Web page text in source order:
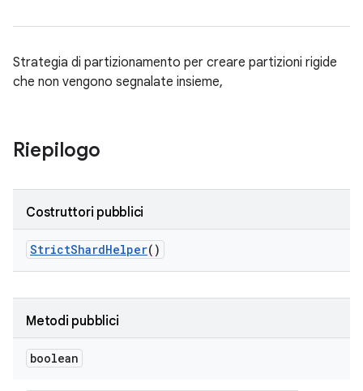
Strategia di partizionamento per creare partizioni rigide
che non vengono segnalate insieme,
Riepilogo
Costruttori pubblici
StrictShardHelper()
Metodi pubblici
boolean